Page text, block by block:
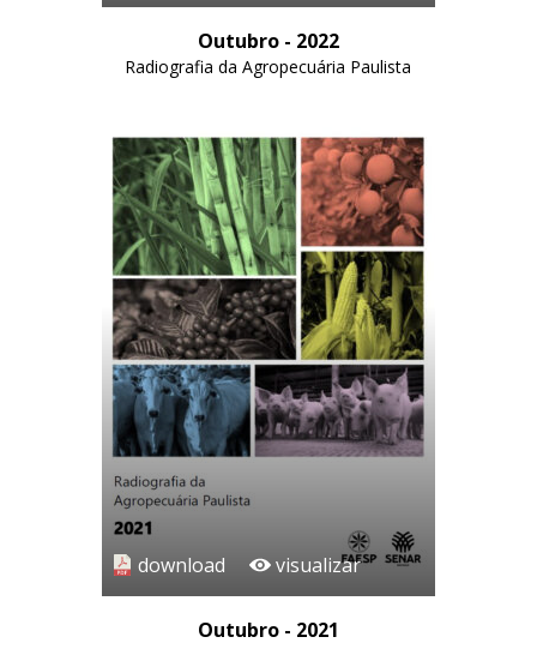
Outubro - 2022
Radiografia da Agropecuária Paulista
download visualizar
Outubro - 2021